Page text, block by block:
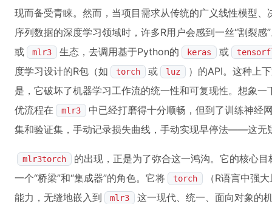
现而备受青睐。然而，当项目需求从传统的广义线性模型
序列数据的深度学习领域时，许多R用户会感到一丝“割裂感
或
mlr3 生态，去调用基于Python的 keras 或
度学习设计的R包（如 torch 或 luz
）的API。这种上
是，它破坏了机器学习工作流的统一性和可复现性。想象
优流程在
mlr3
中已经打磨得十分顺畅，但到了训练神经
集和验证集，手动记录损失曲线，手动实现早停法——这无
mlr3torch
的出现，正是为了弥合这一鸿沟。它的核心
一个“桥梁”和“集成器”的角色。它将
torch
（R语言中强
能力，无缝地嵌入到
mlr3
这一现代、统一、面向对象的